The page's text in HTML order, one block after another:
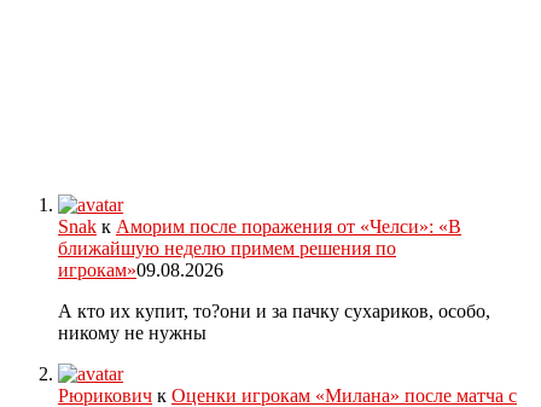
Snak к Аморим после поражения от «Челси»: «В
ближайшую неделю примем решения по
игрокам»09.08.2026
А кто их купит, то?они и за пачку сухариков, особо,
никому не нужны
Рюрикович к Оценки игрокам «Милана» после матча с